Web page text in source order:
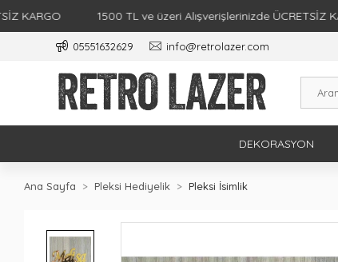
1500 TL ve üzeri Alışverişlerinizde ÜCRETSİZ KARGO
05551632629 info@retrolazer.com
DEKORASYON
Ana Sayfa Pleksi Hediyelik Pleksi İsimlik